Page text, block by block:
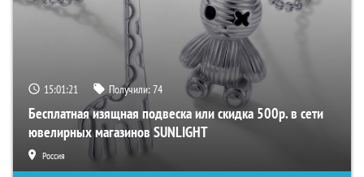
15:01:20 Получили:74
Бесплатная изящная подвеска или скидка 500р. в сети
ювелирных магазинов SUNLIGHT
Россия